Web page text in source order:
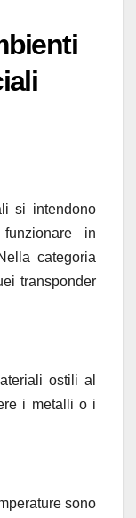
si intendono
in
categoria
transponder
ostili al
i metalli o i
sono